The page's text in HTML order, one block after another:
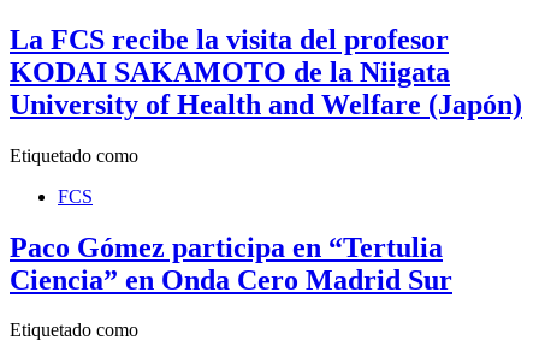
La FCS recibe la visita del profesor
KODAI SAKAMOTO de la Niigata
University of Health and Welfare (Japón)
Etiquetado como
FCS
Paco Gómez participa en “Tertulia
Ciencia” en Onda Cero Madrid Sur
Etiquetado como